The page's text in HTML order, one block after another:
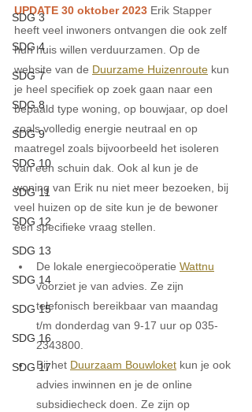
SDG 3
SDG 4
SDG 7
SDG 8
SDG 9
SDG 10
SDG 11
SDG 12
SDG 13
SDG 14
SDG 15
SDG 16
SDG 17
UPDATE 30 oktober 2023 Erik Stapper
heeft veel inwoners ontvangen die ook zelf
hun huis willen verduurzamen. Op de
website van de Duurzame Huizenroute kun
je heel specifiek op zoek gaan naar een
bepaald type woning, op bouwjaar, op doel
zoals volledig energie neutraal en op
maatregel zoals bijvoorbeeld het isoleren
van een schuin dak. Ook al kun je de
woning van Erik nu niet meer bezoeken, bij
veel huizen op de site kun je de bewoner
een specifieke vraag stellen.
De lokale energiecoöperatie Wattnu
voorziet je van advies. Ze zijn
telefonisch bereikbaar van maandag
t/m donderdag van 9-17 uur op 035-
2343800.
Bij het Duurzaam Bouwloket kun je ook
advies inwinnen en je de online
subsidiecheck doen. Ze zijn op